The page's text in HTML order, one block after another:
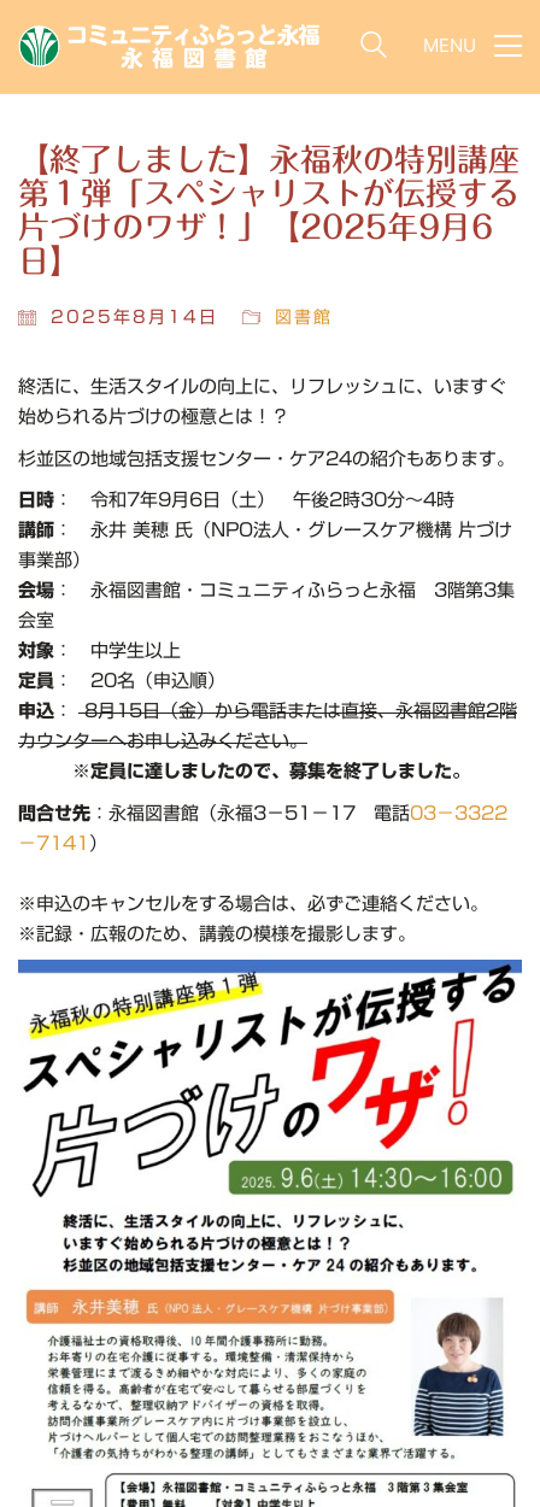
MENU
【終了しました】永福秋の特別講座
第１弾「スペシャリストが伝授する
片づけのワザ！」【2025年9月6
日】
2025年8月14日 図書館
終活に、生活スタイルの向上に、リフレッシュに、いますぐ
始められる片づけの極意とは！？
杉並区の地域包括支援センター・ケア24の紹介もあります。
日時 ： 令和7年9月6日（土） 午後2時30分～4時
講師 ： 永井 美穂 氏（NPO法人・グレースケア機構 片づけ
事業部）
会場 ： 永福図書館・コミュニティふらっと永福 3階第3集
会室
対象 ： 中学生以上
定員 ： 20名（申込順）
申込 ： 8月15日（金）から電話または直接、永福図書館2階
カウンターへお申し込みください。
※定員に達しましたので、募集を終了しました。
問合せ先 ：永福図書館（永福3－51－17 電話03－3322
－7141 ）
※申込のキャンセルをする場合は、必ずご連絡ください。
※記録・広報のため、講義の模様を撮影します。